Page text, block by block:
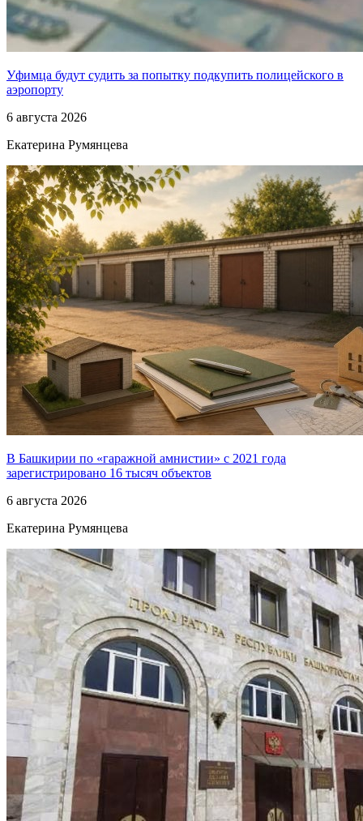
Уфимца будут судить за попытку подкупить полицейского в
аэропорту
6 августа 2026
Екатерина Румянцева
В Башкирии по «гаражной амнистии» с 2021 года
зарегистрировано 16 тысяч объектов
6 августа 2026
Екатерина Румянцева